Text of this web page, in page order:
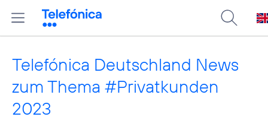
Telefónica Deutschland News
zum Thema #Privatkunden
2023